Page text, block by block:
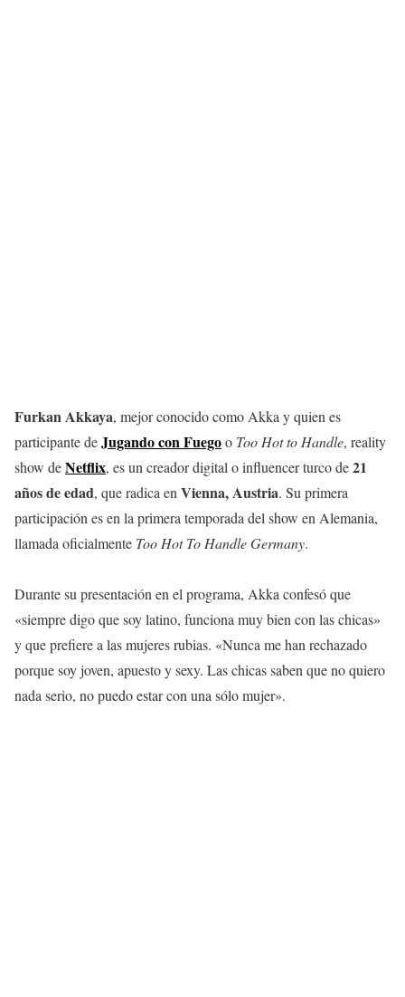
Furkan Akkaya, mejor conocido como Akka y quien es
participante deJugando con Fuegoo Too Hot to Handle, reality
show deNetflix, es un creador digital o influencer turco de21
años de edad, que radica en Vienna, Austria. Su primera
participación es en la primera temporada del show en Alemania,
llamada oficialmente Too Hot To Handle Germany.
Durante su presentación en el programa, Akka confesó que
«siempre digo que soy latino, funciona muy bien con las chicas»
y que prefiere a las mujeres rubias. «Nunca me han rechazado
porque soy joven, apuesto y sexy. Las chicas saben que no quiero
nada serio, no puedo estar con una sólo mujer».